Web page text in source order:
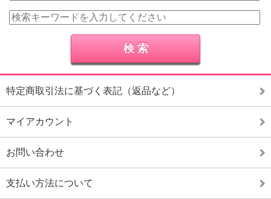
特定商取引法に基づく表記（返品など）
マイアカウント
お問い合わせ
支払い方法について